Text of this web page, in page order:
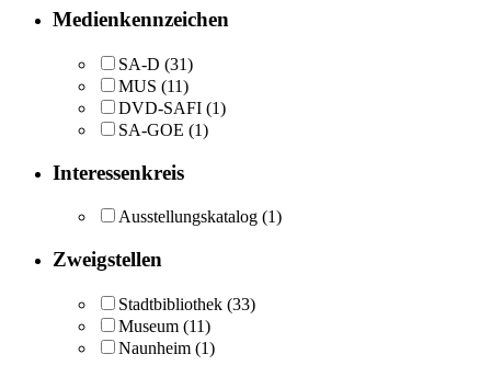
Medienkennzeichen
SA-D (31)
MUS (11)
DVD-SAFI (1)
SA-GOE (1)
Interessenkreis
Ausstellungskatalog (1)
Zweigstellen
Stadtbibliothek (33)
Museum (11)
Naunheim (1)